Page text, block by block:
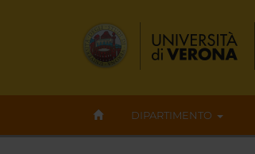
DIPARTIMENTO